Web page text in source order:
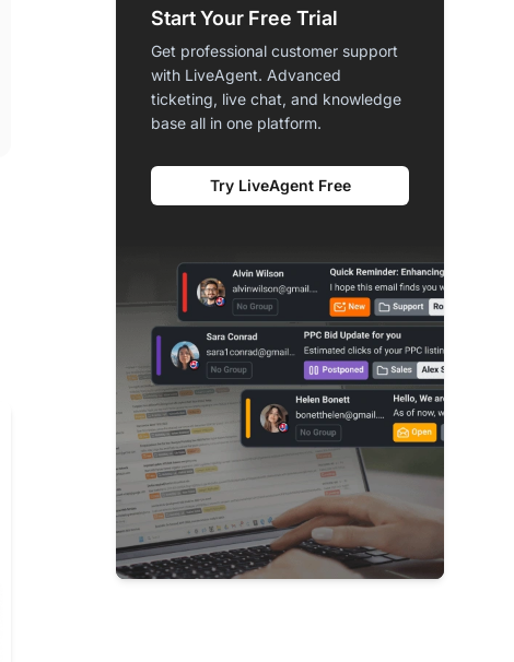
Start Your Free Trial
Get professional customer support
with LiveAgent. Advanced
ticketing, live chat, and knowledge
base all in one platform.
Try LiveAgent Free